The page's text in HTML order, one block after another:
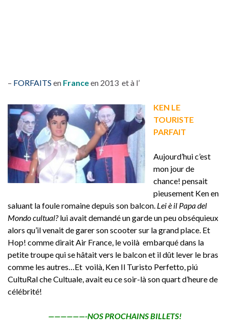
– FORFAITS en Franceen 2013 et à l’
KEN LE
TOURISTE
PARFAIT
Aujourd’hui c’est
mon jour de
chance! pensait
pieusement Ken en
saluant la foule romaine depuis son balcon. Lei è il Papa del
Mondo cultual?lui avait demandé un garde un peu obséquieux
alors qu’il venait de garer son scooter sur la grand place. Et
Hop! comme dirait Air France, le voilà embarqué dans la
petite troupe qui se hâtait vers le balcon et il dût lever le bras
comme les autres…Et voilà, Ken Il Turisto Perfetto, piú
CultuRal che Cultuale, avait eu ce soir-là son quart d’heure de
célébrité!
——————-NOS PROCHAINS BILLETS!